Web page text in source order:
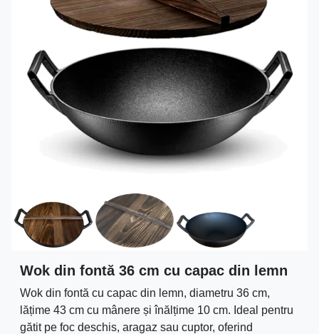
Wok din fontă 36 cm cu capac din lemn
Wok din fontă cu capac din lemn, diametru 36 cm,
lățime 43 cm cu mânere și înălțime 10 cm. Ideal pentru
gătit pe foc deschis, aragaz sau cuptor, oferind